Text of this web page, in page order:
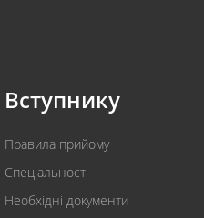
Вступнику
Правила прийому
Спеціальності
Необхідні документи